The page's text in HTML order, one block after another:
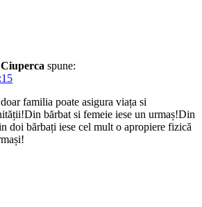
spune:
familia poate asigura viața si
bărbat si femeie iese un urmaș!Din
doi bărbați iese cel mult o apropiere fizică